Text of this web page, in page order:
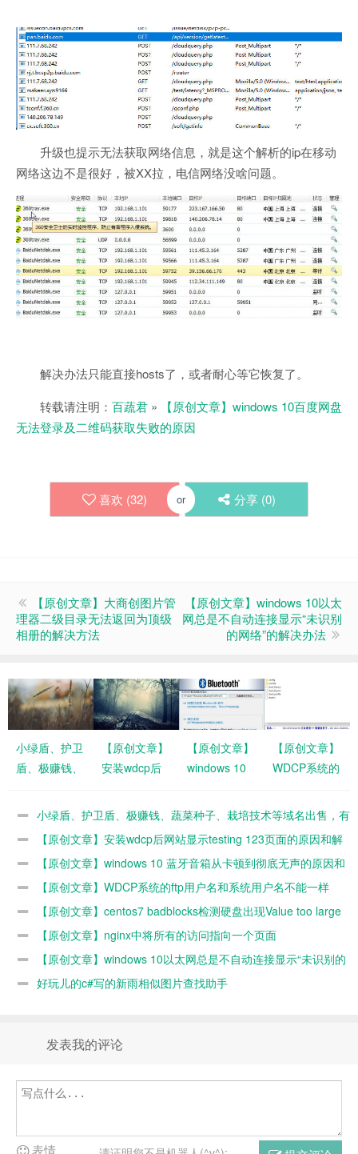
升级也提示无法获取网络信息，就是这个解析的ip在移动
网络这边不是很好，被XX拉，电信网络没啥问题。
解决办法只能直接hosts了，或者耐心等它恢复了。
转载请注明： 百蔬君 »
【原创文章】windows 10百度网盘
无法登录及二维码获取失败的原因
喜欢 (32) or 分享 (0)
【原创文章】大商创图片管
理器二级目录无法返回为顶级
相册的解决方法
【原创文章】windows 10以太
网总是不自动连接显示“未识别
的网络”的解决办法
小绿盾、护卫
盾、极赚钱、
培技术等域名
请联系
【原创文章】
安装wdcp后
testing 123页
决办法
【原创文章】
windows 10
顿到彻底无声
办法
【原创文章】
WDCP系统的
统用户名不能
小绿盾、护卫盾、极赚钱、蔬菜种子、栽培技术等域名出售，有
想法请联系【原创文章】安装wdcp后网站显示testing 123页面的原因和解
决办法【原创文章】windows 10 蓝牙音箱从卡顿到彻底无声的原因和
解决办法【原创文章】WDCP系统的ftp用户名和系统用户名不能一样
【原创文章】centos7 badblocks检测硬盘出现Value too large
for defined data type错误的原因和解决办法
【原创文章】nginx中将所有的访问指向一个页面
【原创文章】windows 10以太网总是不自动连接显示“未识别的
网络”的解决办法
好玩儿的c#写的新雨相似图片查找助手
发表我的评论
表情